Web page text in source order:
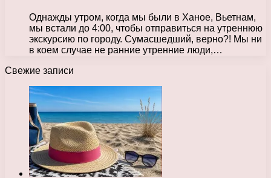
Однажды утром, когда мы были в Ханое, Вьетнам,
мы встали до 4:00, чтобы отправиться на утреннюю
экскурсию по городу. Сумасшедший, верно?! Мы ни
в коем случае не ранние утренние люди,…
Свежие записи